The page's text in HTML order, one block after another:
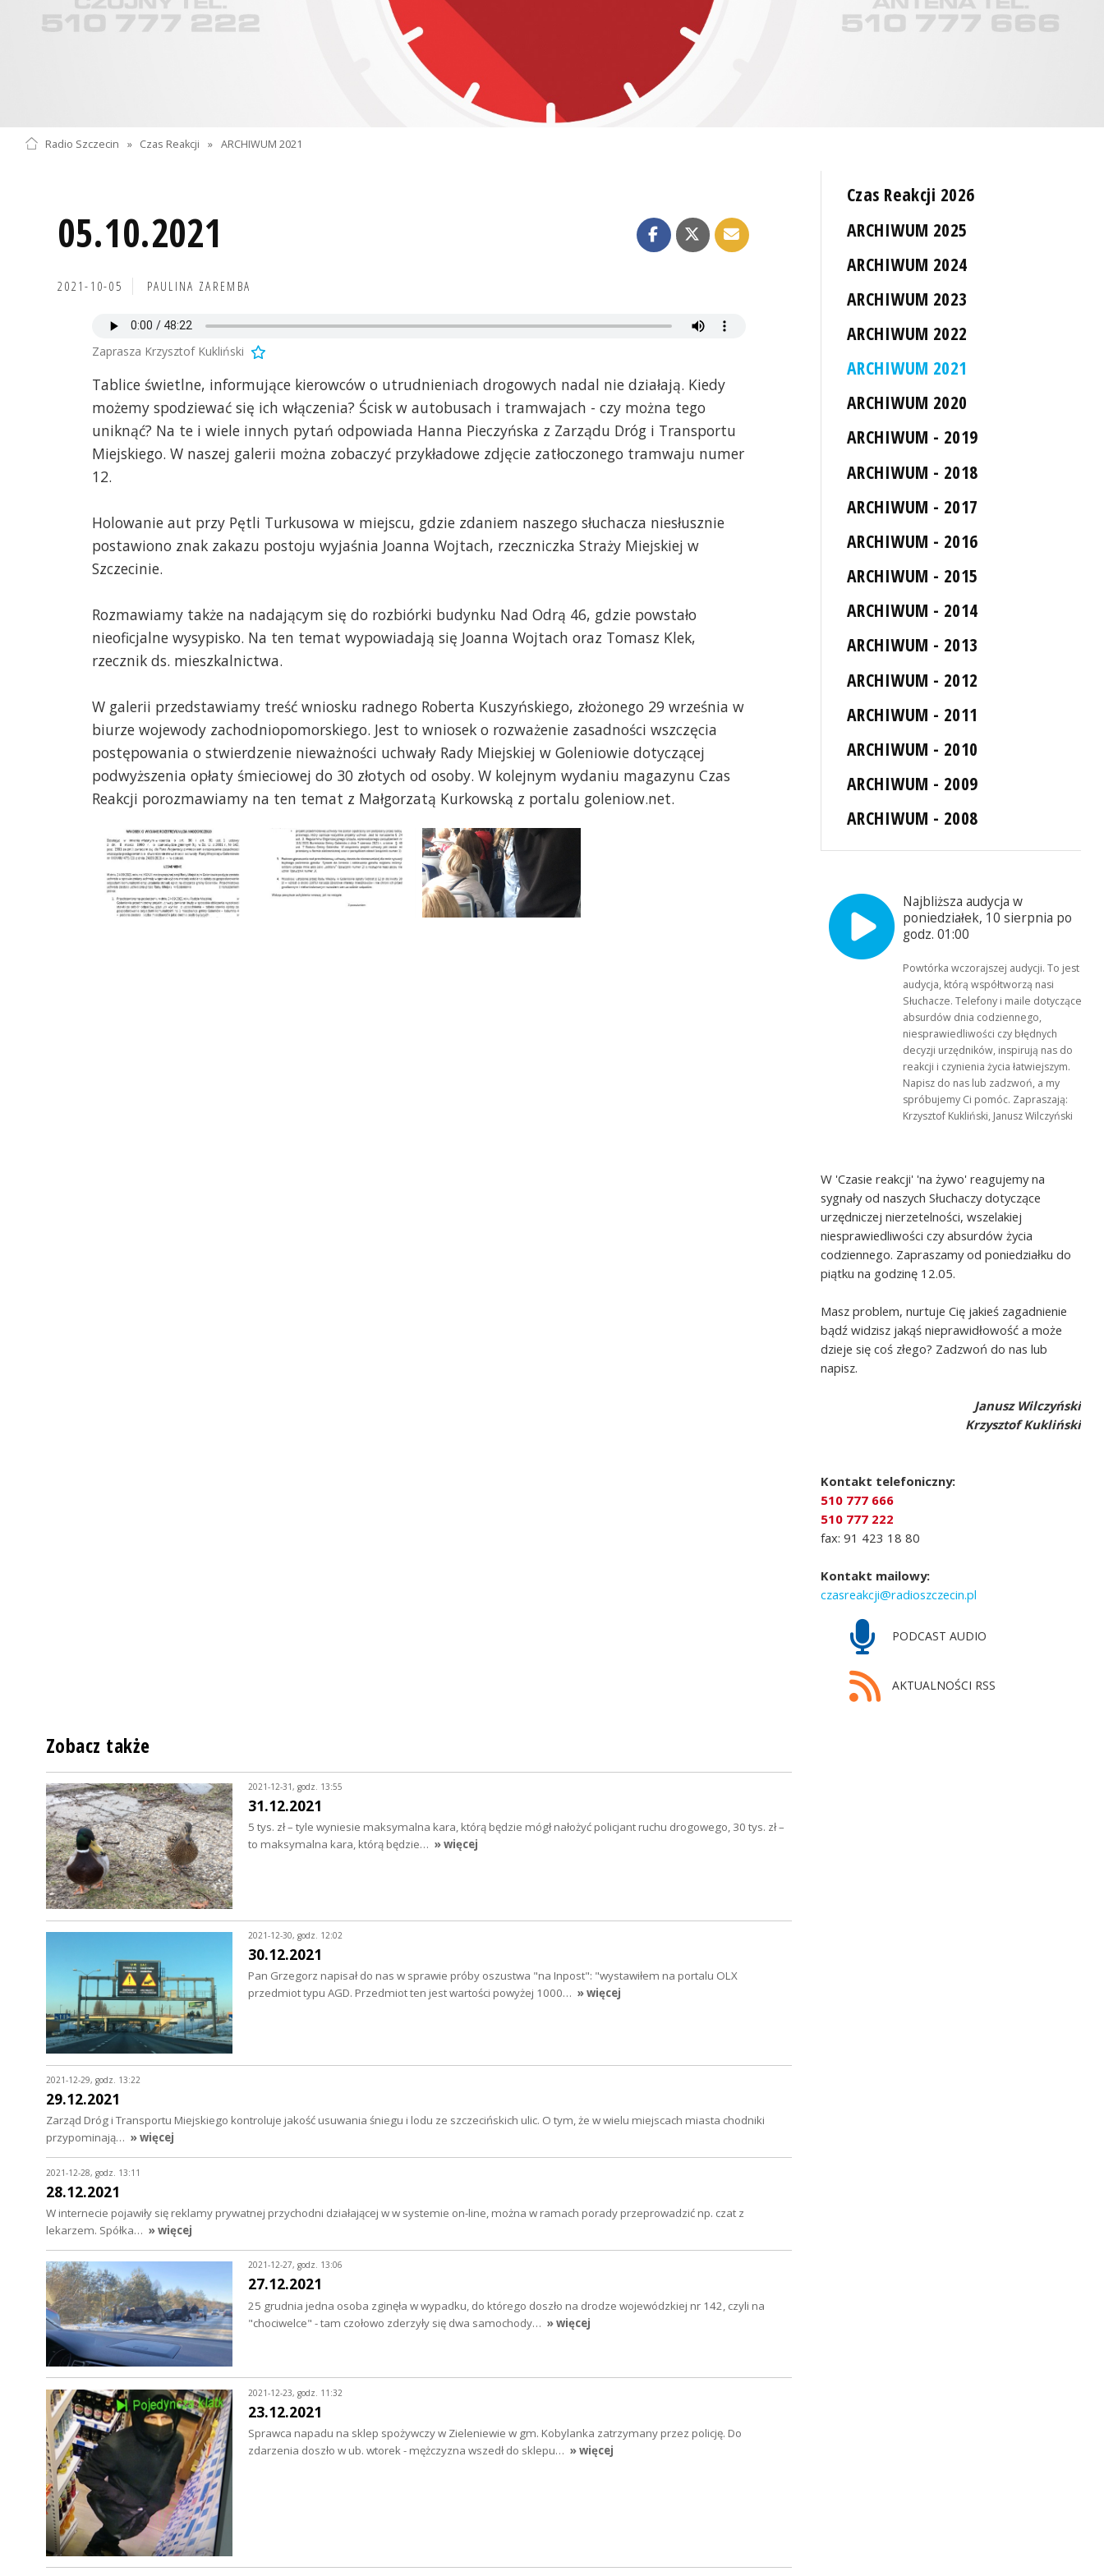
Radio Szczecin » Czas Reakcji » ARCHIWUM 2021
05.10.2021
2021-10-05 PAULINA ZAREMBA
Zaprasza Krzysztof Kukliński
Tablice świetlne, informujące kierowców o utrudnieniach drogowych nadal nie działają. Kiedy
możemy spodziewać się ich włączenia? Ścisk w autobusach i tramwajach - czy można tego
uniknąć? Na te i wiele innych pytań odpowiada Hanna Pieczyńska z Zarządu Dróg i Transportu
Miejskiego. W naszej galerii można zobaczyć przykładowe zdjęcie zatłoczonego tramwaju numer
12.
Holowanie aut przy Pętli Turkusowa w miejscu, gdzie zdaniem naszego słuchacza niesłusznie
postawiono znak zakazu postoju wyjaśnia Joanna Wojtach, rzeczniczka Straży Miejskiej w
Szczecinie.
Rozmawiamy także na nadającym się do rozbiórki budynku Nad Odrą 46, gdzie powstało
nieoficjalne wysypisko. Na ten temat wypowiadają się Joanna Wojtach oraz Tomasz Klek,
rzecznik ds. mieszkalnictwa.
W galerii przedstawiamy treść wniosku radnego Roberta Kuszyńskiego, złożonego 29 września w
biurze wojewody zachodniopomorskiego. Jest to wniosek o rozważenie zasadności wszczęcia
postępowania o stwierdzenie nieważności uchwały Rady Miejskiej w Goleniowie dotyczącej
podwyższenia opłaty śmieciowej do 30 złotych od osoby. W kolejnym wydaniu magazynu Czas
Reakcji porozmawiamy na ten temat z Małgorzatą Kurkowską z portalu goleniow.net.
Czas Reakcji 2026
ARCHIWUM 2025
ARCHIWUM 2024
ARCHIWUM 2023
ARCHIWUM 2022
ARCHIWUM 2021
ARCHIWUM 2020
ARCHIWUM - 2019
ARCHIWUM - 2018
ARCHIWUM - 2017
ARCHIWUM - 2016
ARCHIWUM - 2015
ARCHIWUM - 2014
ARCHIWUM - 2013
ARCHIWUM - 2012
ARCHIWUM - 2011
ARCHIWUM - 2010
ARCHIWUM - 2009
ARCHIWUM - 2008
Najbliższa audycja w
poniedziałek, 10 sierpnia po
godz. 01:00
Powtórka wczorajszej audycji. To jest
audycja, którą współtworzą nasi
Słuchacze. Telefony i maile dotyczące
absurdów dnia codziennego,
niesprawiedliwości czy błędnych
decyzji urzędników, inspirują nas do
reakcji i czynienia życia łatwiejszym.
Napisz do nas lub zadzwoń, a my
spróbujemy Ci pomóc. Zapraszają:
Krzysztof Kukliński, Janusz Wilczyński
W 'Czasie reakcji' 'na żywo' reagujemy na
sygnały od naszych Słuchaczy dotyczące
urzędniczej nierzetelności, wszelakiej
niesprawiedliwości czy absurdów życia
codziennego. Zapraszamy od poniedziałku do
piątku na godzinę 12.05.
Masz problem, nurtuje Cię jakieś zagadnienie
bądź widzisz jakąś nieprawidłowość a może
dzieje się coś złego? Zadzwoń do nas lub
napisz.
Janusz Wilczyński
Krzysztof Kukliński
Kontakt telefoniczny:
510 777 666
510 777 222
fax: 91 423 18 80
Kontakt mailowy:
czasreakcji@radioszczecin.pl
PODCAST AUDIO
AKTUALNOŚCI RSS
Zobacz także
2021-12-31, godz. 13:55
31.12.2021
5 tys. zł – tyle wyniesie maksymalna kara, którą będzie mógł nałożyć policjant ruchu drogowego, 30 tys. zł –
to maksymalna kara, którą będzie… » więcej
2021-12-30, godz. 12:02
30.12.2021
Pan Grzegorz napisał do nas w sprawie próby oszustwa "na Inpost": "wystawiłem na portalu OLX
przedmiot typu AGD. Przedmiot ten jest wartości powyżej 1000… » więcej
2021-12-29, godz. 13:22
29.12.2021
Zarząd Dróg i Transportu Miejskiego kontroluje jakość usuwania śniegu i lodu ze szczecińskich ulic. O tym, że w wielu miejscach miasta chodniki
przypominają… » więcej
2021-12-28, godz. 13:11
28.12.2021
W internecie pojawiły się reklamy prywatnej przychodni działającej w w systemie on-line, można w ramach porady przeprowadzić np. czat z
lekarzem. Spółka… » więcej
2021-12-27, godz. 13:06
27.12.2021
25 grudnia jedna osoba zginęła w wypadku, do którego doszło na drodze wojewódzkiej nr 142, czyli na
"chociwelce" - tam czołowo zderzyły się dwa samochody… » więcej
2021-12-23, godz. 11:32
23.12.2021
Sprawca napadu na sklep spożywczy w Zieleniewie w gm. Kobylanka zatrzymany przez policję. Do
zdarzenia doszło w ub. wtorek - mężczyzna wszedł do sklepu… » więcej